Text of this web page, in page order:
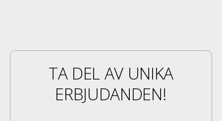
TA DEL AV UNIKA
ERBJUDANDEN!